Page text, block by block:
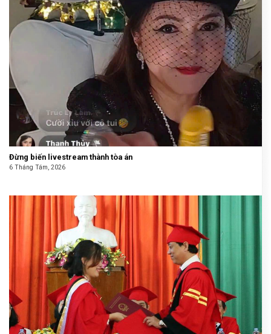
Đừng biến livestream thành tòa án
6 Tháng Tám, 2026